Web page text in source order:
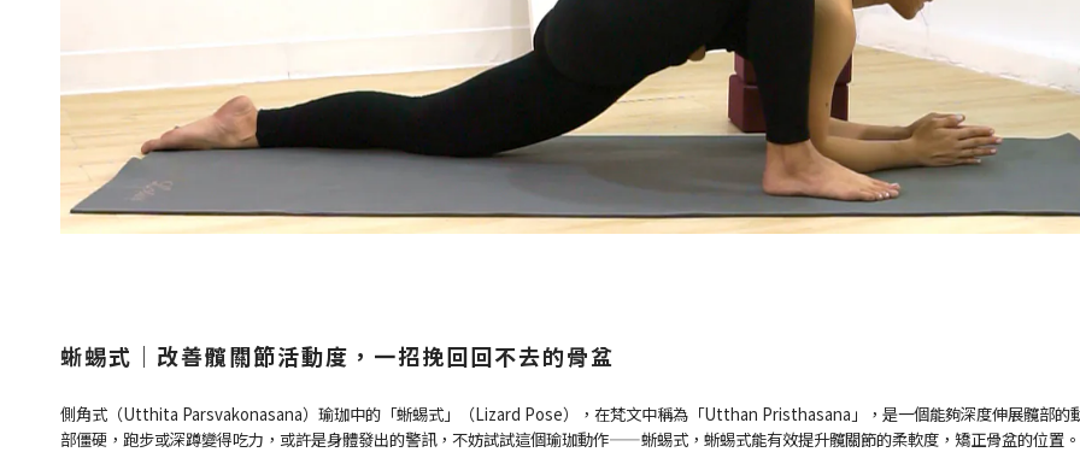
蜥蜴式｜改善髖關節活動度，一招挽回回不去的骨盆
側角式（Utthita Parsvakonasana）瑜珈中的「蜥蜴式」（Lizard Pose），在梵文中稱為「Utthan Pristhasana」，是一個能夠深度伸展髖部的
部僵硬，跑步或深蹲變得吃力，或許是身體發出的警訊，不妨試試這個瑜珈動作——蜥蜴式，蜥蜴式能有效提升髖關節的柔軟度，矯正骨盆的位置。